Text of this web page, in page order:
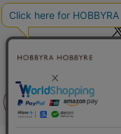
前に戻る
© 2026 HOBBYRA
トップページ